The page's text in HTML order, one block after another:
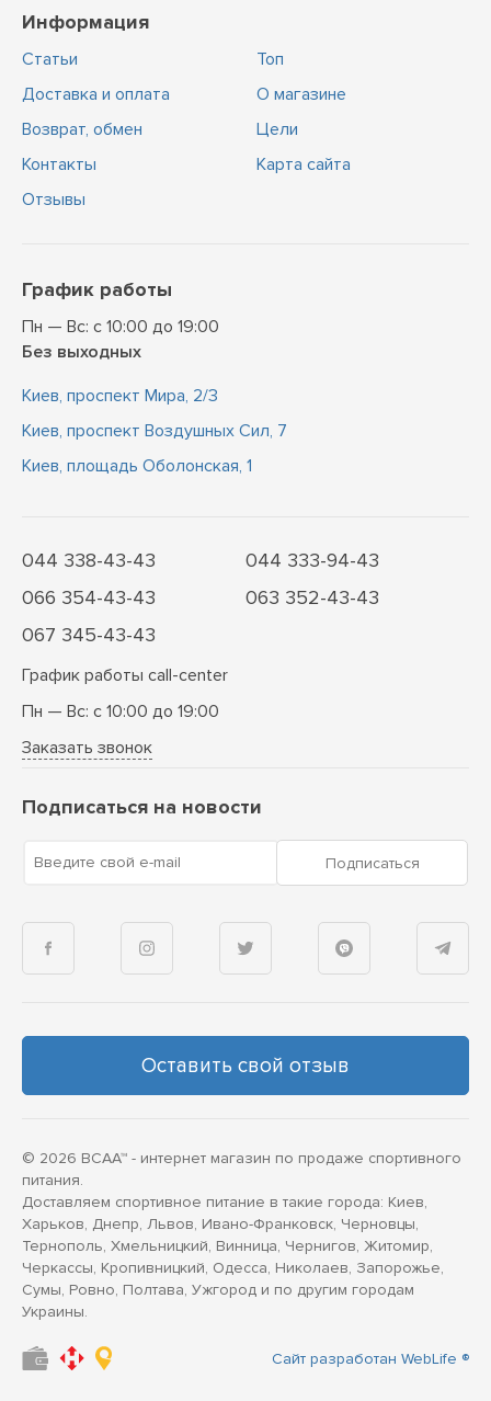
Информация
Статьи
Доставка и оплата
Возврат, обмен
Контакты
Отзывы
Топ
О магазине
Цели
Карта сайта
График работы
Пн — Вс: с 10:00 до 19:00
Без выходных
Киев, проспект Мира, 2/3
Киев, проспект Воздушных Сил, 7
Киев, площадь Оболонская, 1
044 338-43-43
044 333-94-43
066 354-43-43
063 352-43-43
067 345-43-43
График работы call-center
Пн — Вс: с 10:00 до 19:00
Заказать звонок
Подписаться на новости
Введите свой e-mail Подписаться
Оставить свой отзыв
© 2026 BCAA™ - интернет магазин по продаже спортивного
питания.
Доставляем спортивное питание в такие города: Киев,
Харьков, Днепр, Львов, Ивано-Франковск, Черновцы,
Тернополь, Хмельницкий, Винница, Чернигов, Житомир,
Черкассы, Кропивницкий, Одесса, Николаев, Запорожье,
Сумы, Ровно, Полтава, Ужгород и по другим городам
Украины.
Сайт разработан WebLife ®